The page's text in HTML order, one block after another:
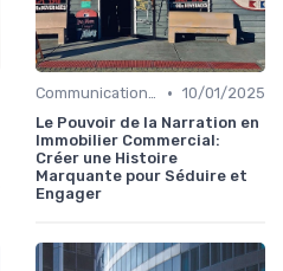
Communication et Relations Publiques • 10/01/2025
Le Pouvoir de la Narration en
Immobilier Commercial:
Créer une Histoire
Marquante pour Séduire et
Engager